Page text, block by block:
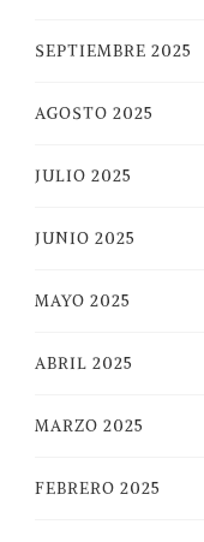
SEPTIEMBRE 2025
AGOSTO 2025
JULIO 2025
JUNIO 2025
MAYO 2025
ABRIL 2025
MARZO 2025
FEBRERO 2025